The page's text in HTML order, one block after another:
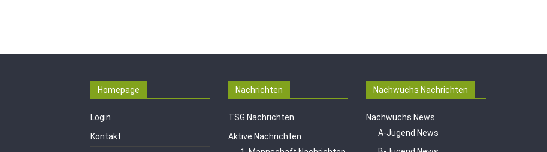
Homepage
Login
Kontakt
Nachrichten
TSG Nachrichten
Aktive Nachrichten
Nachwuchs Nachrichten
Nachwuchs News
A-Jugend News